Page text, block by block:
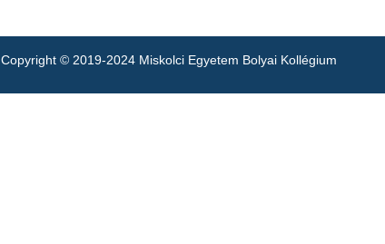
Copyright © 2019-2024 Miskolci Egyetem Bolyai Kollégium